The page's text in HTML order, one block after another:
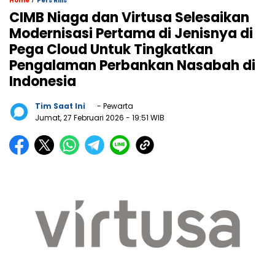
CIMB Niaga dan Virtusa Selesaikan
Modernisasi Pertama di Jenisnya di
Pega Cloud Untuk Tingkatkan
Pengalaman Perbankan Nasabah di
Indonesia
Tim Saat Ini
- Pewarta
Jumat, 27 Februari 2026 - 19:51 WIB